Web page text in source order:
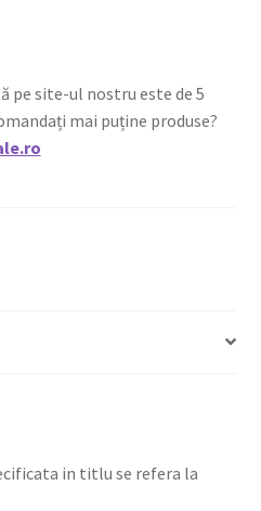
pe site-ul nostru este de 5
mai puține produse?
in titlu se refera la